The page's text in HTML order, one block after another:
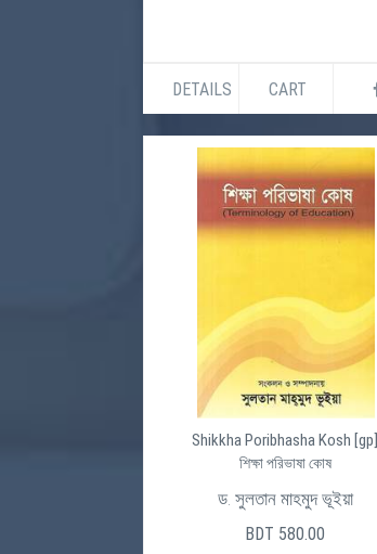
DETAILS CART
Shikkha Poribhasha Kosh [gp]
শিক্ষা পরিভাষা কোষ
ড. সুলতান মাহমুদ ভূইয়া
BDT 580.00